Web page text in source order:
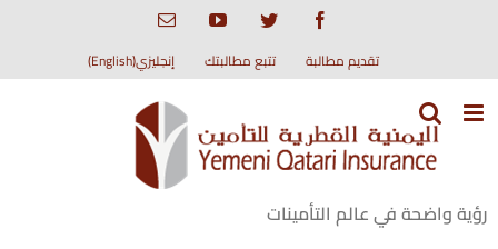
Facebook
Twitter
YouTube
Email
تقديم مطالبة تتبع مطالبتك إنجليزي(English)
رؤية واضحة في عالم التأمينات